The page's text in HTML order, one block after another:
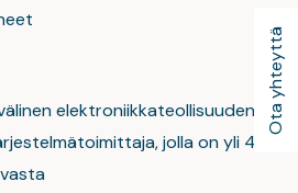
Ota yhteyttä
elektroniikkateollisuuden
jolla on yli 40